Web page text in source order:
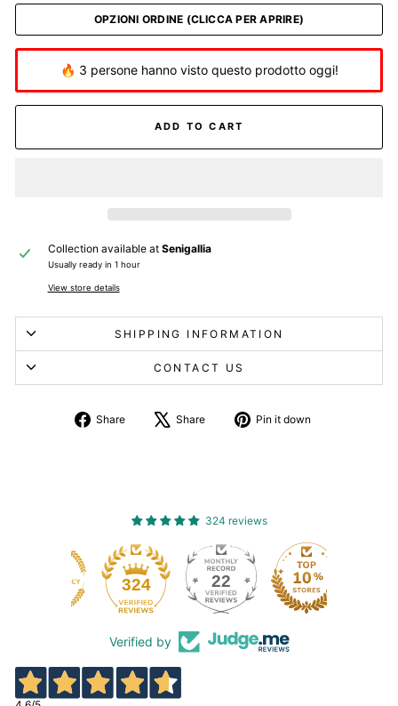
OPZIONI ORDINE (CLICCA PER APRIRE)
🔥 3 persone hanno visto questo prodotto oggi!
ADD TO CART
Collection available at Senigallia
Usually ready in 1 hour
View store details
SHIPPING INFORMATION
CONTACT US
Share
Share
Share
Tweet
about
Pin it down
324 reviews
324 22
Verified by